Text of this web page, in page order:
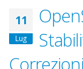
11
Lug